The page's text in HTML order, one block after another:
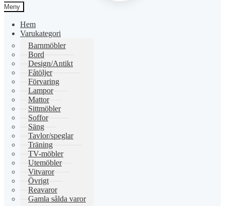
Meny
Hem
Varukategori
Barnmöbler
Bord
Design/Antikt
Fåtöljer
Förvaring
Lampor
Mattor
Sittmöbler
Soffor
Säng
Tavlor/speglar
Träning
TV-möbler
Utemöbler
Vitvaror
Övrigt
Reavaror
Gamla sålda varor